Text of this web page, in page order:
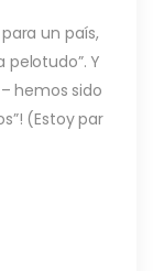
un país,
Y
hemos sido
(Estoy par